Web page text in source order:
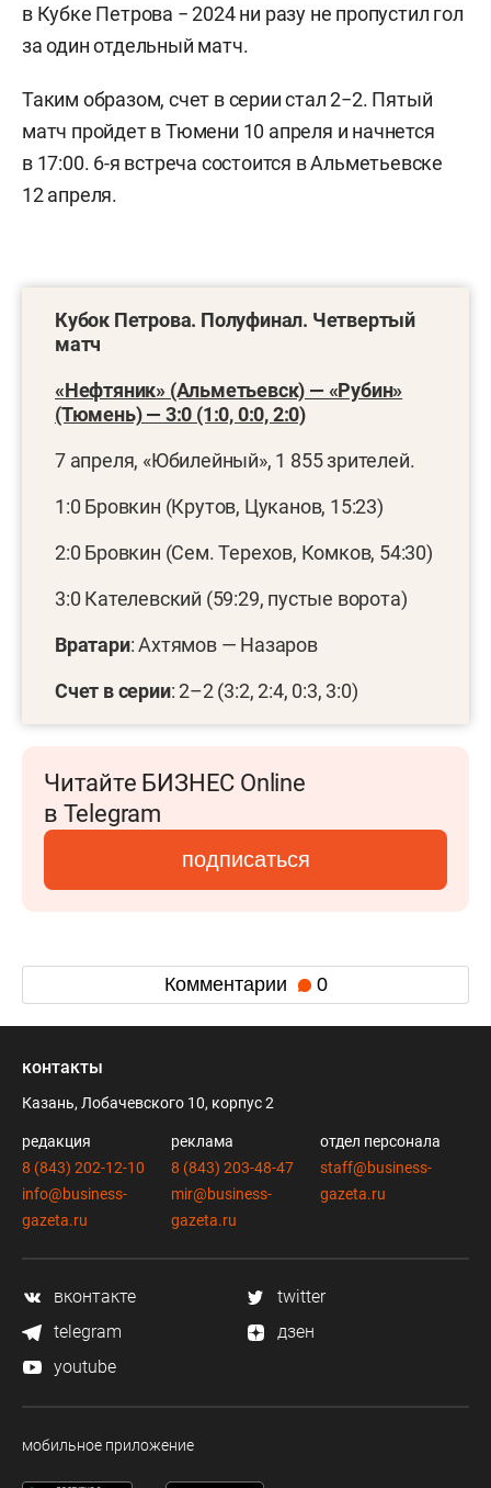
в Кубке Петрова − 2024 ни разу не пропустил гол
за один отдельный матч.
Таким образом, счет в серии стал 2−2. Пятый
матч пройдет в Тюмени 10 апреля и начнется
в 17:00. 6-я встреча состоится в Альметьевске
12 апреля.
Кубок Петрова. Полуфинал. Четвертый
матч
«Нефтяник» (Альметьевск) — «Рубин»
(Тюмень) — 3:0 (1:0, 0:0, 2:0)
7 апреля, «Юбилейный», 1 855 зрителей.
1:0 Бровкин (Крутов, Цуканов, 15:23)
2:0 Бровкин (Сем. Терехов, Комков, 54:30)
3:0 Кателевский (59:29, пустые ворота)
Вратари: Ахтямов — Назаров
Счет в серии: 2–2 (3:2, 2:4, 0:3, 3:0)
Читайте БИЗНЕС Online
в Telegram
подписаться
Комментарии 0
контакты
Казань, Лобачевского 10, корпус 2
редакция
8 (843) 202-12-10
info@business-
gazeta.ru
реклама
8 (843) 203-48-47
mir@business-
gazeta.ru
отдел персонала
staff@business-
gazeta.ru
вконтакте
twitter
telegram
дзен
youtube
мобильное приложение